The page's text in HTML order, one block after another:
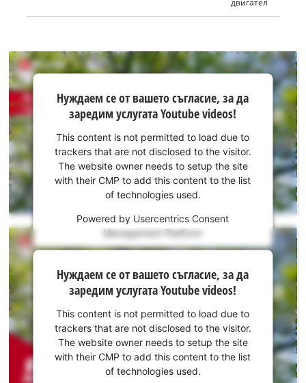
двигател
Нуждаем
се от
вашето
съгласие,
за да
заредим
услугата
Youtube!
This
content
is
not
permitted
to
load
due
to
trackers
that
Нуждаем се от вашето съгласие, за да
заредим услугата Youtube videos!
This content is not permitted to load due to
trackers that are not disclosed to the visitor.
The website owner needs to setup the site
with their CMP to add this content to the list
of technologies used.
Powered by Usercentrics Consent
Management Platform
Нуждаем
се от
вашето
съгласие,
за да
заредим
услугата
Youtube!
Нуждаем се от вашето съгласие, за да
заредим услугата Youtube videos!
This content is not permitted to load due to
trackers that are not disclosed to the visitor.
The website owner needs to setup the site
with their CMP to add this content to the list
of technologies used.